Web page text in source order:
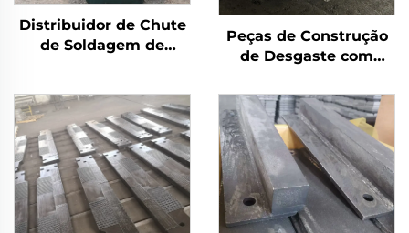
Distribuidor de Chute
de Soldagem de
Peças de Construção
de Desgaste com
Carbeto de Cromo
(CCO)